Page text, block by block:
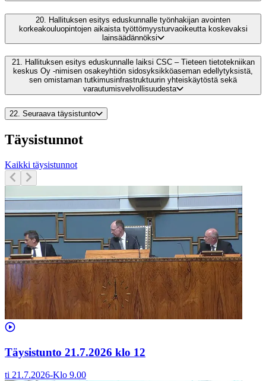
20. Hallituksen esitys eduskunnalle työnhakijan avointen
korkeakouluopintojen aikaista työttömyysturvaoikeutta koskevaksi
lainsäädännöksi
21. Hallituksen esitys eduskunnalle laiksi CSC – Tieteen tietotekniikan
keskus Oy -nimisen osakeyhtiön sidosyksikköaseman edellytyksistä,
sen omistaman tutkimusinfrastruktuurin yhteiskäytöstä sekä
varautumisvelvollisuudesta
22. Seuraava täysistunto
Täysistunnot
Kaikki täysistunnot
Täysistunto 21.7.2026 klo 12
ti 21.7.2026-Klo 9.00